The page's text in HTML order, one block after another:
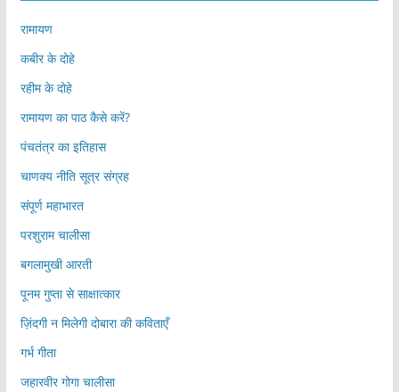
रामायण
कबीर के दोहे
रहीम के दोहे
रामायण का पाठ कैसे करें?
पंचतंत्र का इतिहास
चाणक्य नीति सूत्र संग्रह
संपूर्ण महाभारत
परशुराम चालीसा
बगलामुखी आरती
पूनम गुप्ता से साक्षात्कार
ज़िंदगी न मिलेगी दोबारा की कविताएँ
गर्भ गीता
जहारवीर गोगा चालीसा